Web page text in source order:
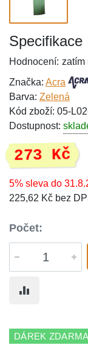
Specifikace
Hodnocení: zatím
Značka: Acra
Barva: Zelená
Kód zboží: 05-
Dostupnost:
273 Kč
5% sleva do
225,62 Kč bez
Počet:
DÁREK ZDARMA